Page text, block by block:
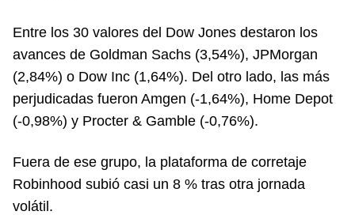
Entre los 30 valores del Dow Jones destaron los
avances de Goldman Sachs (3,54%), JPMorgan
(2,84%) o Dow Inc (1,64%). Del otro lado, las más
perjudicadas fueron Amgen (-1,64%), Home Depot
(-0,98%) y Procter & Gamble (-0,76%).
Fuera de ese grupo, la plataforma de corretaje
Robinhood subió casi un 8 % tras otra jornada
volátil.